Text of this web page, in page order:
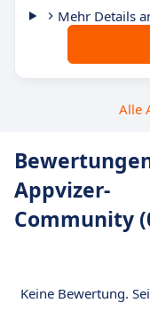
Mehr Details
Alle
Appvizer-
Community
Keine Bewertung.